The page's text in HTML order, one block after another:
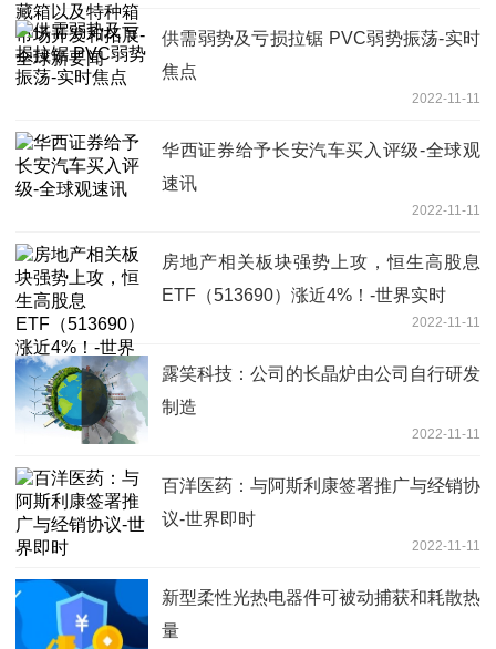
供需弱势及亏损拉锯 PVC弱势振荡-实时
焦点
2022-11-11
华西证券给予长安汽车买入评级-全球观
速讯
2022-11-11
房地产相关板块强势上攻，恒生高股息
ETF（513690）涨近4%！-世界实时
2022-11-11
露笑科技：公司的长晶炉由公司自行研发
制造
2022-11-11
百洋医药：与阿斯利康签署推广与经销协
议-世界即时
2022-11-11
新型柔性光热电器件可被动捕获和耗散热
量